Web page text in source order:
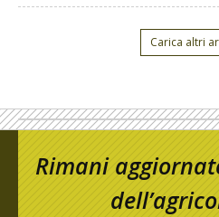
Carica altri
Rimani